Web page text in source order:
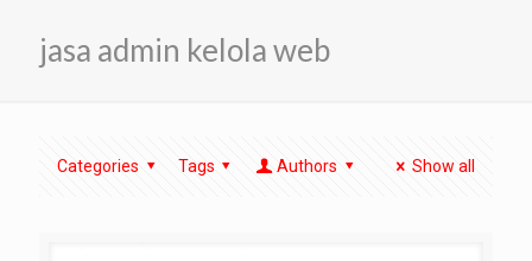
jasa admin kelola web
Categories Tags Authors Show all